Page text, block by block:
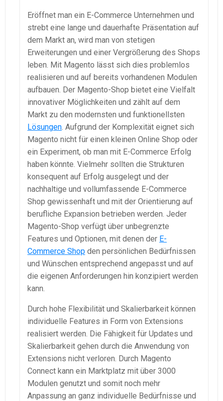
Eröffnet man ein E-Commerce Unternehmen und
strebt eine lange und dauerhafte Präsentation auf
dem Markt an, wird man von stetigen
Erweiterungen und einer Vergrößerung des Shops
leben. Mit Magento lässt sich dies problemlos
realisieren und auf bereits vorhandenen Modulen
aufbauen. Der Magento-Shop bietet eine Vielfalt
innovativer Möglichkeiten und zählt auf dem
Markt zu den modernsten und funktionellsten
Lösungen. Aufgrund der Komplexität eignet sich
Magento nicht für einen kleinen Online Shop oder
ein Experiment, ob man mit E-Commerce Erfolg
haben könnte. Vielmehr sollten die Strukturen
konsequent auf Erfolg ausgelegt und der
nachhaltige und vollumfassende E-Commerce
Shop gewissenhaft und mit der Orientierung auf
berufliche Expansion betrieben werden. Jeder
Magento-Shop verfügt über unbegrenzte
Features und Optionen, mit denen der E-
Commerce Shop den persönlichen Bedürfnissen
und Wünschen entsprechend angepasst und auf
die eigenen Anforderungen hin konzipiert werden
kann.
Durch hohe Flexibilität und Skalierbarkeit können
individuelle Features in Form von Extensions
realisiert werden. Die Fähigkeit für Updates und
Skalierbarkeit gehen durch die Anwendung von
Extensions nicht verloren. Durch Magento
Connect kann ein Marktplatz mit über 3000
Modulen genutzt und somit noch mehr
Anpassung an ganz individuelle Bedürfnisse und